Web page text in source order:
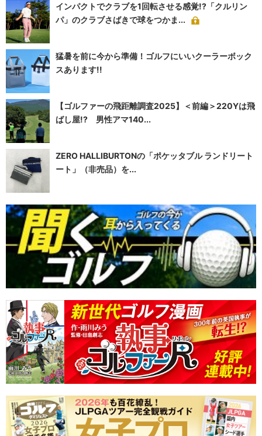
インパクトでクラブを1回転させる感覚!?「クルリン
パ」のクラブさばきで球をつかま...
猛暑を前に今から準備！ゴルフにいいクーラーボック
スあります!!
【ゴルファーの飛距離調査2025】＜前編＞220Yは飛
ばし屋!? 男性アマ140...
ZERO HALLIBURTONの「ポケッタブル ランドリート
ート」（非売品）を...